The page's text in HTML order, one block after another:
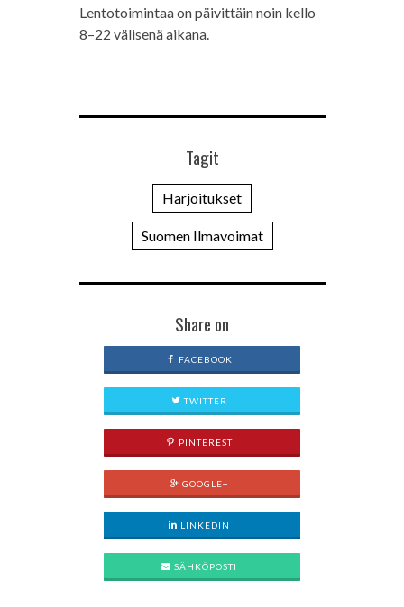
Lentotoimintaa on päivittäin noin kello
8–22 välisenä aikana.
Tagit
Harjoitukset
Suomen Ilmavoimat
Share on
FACEBOOK
TWITTER
PINTEREST
GOOGLE+
LINKEDIN
SÄHKÖPOSTI